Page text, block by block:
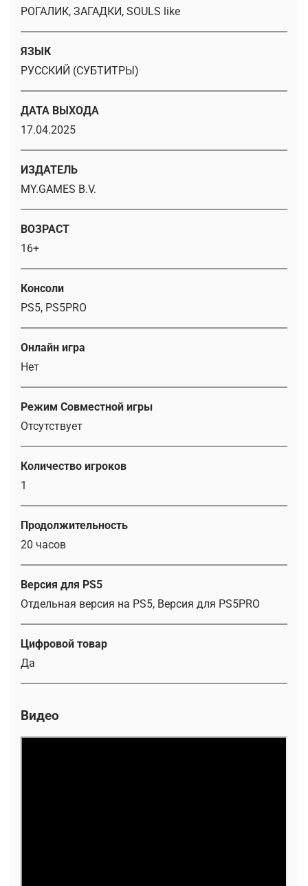
РОГАЛИК, ЗАГАДКИ, SOULS like
ЯЗЫК
РУССКИЙ (СУБТИТРЫ)
ДАТА ВЫХОДА
17.04.2025
ИЗДАТЕЛЬ
MY.GAMES B.V.
ВОЗРАСТ
16+
Консоли
PS5, PS5PRO
Онлайн игра
Нет
Режим Совместной игры
Отсутствует
Количество игроков
1
Продолжительность
20 часов
Версия для PS5
Отдельная версия на PS5, Версия для PS5PRO
Цифровой товар
Да
Видео